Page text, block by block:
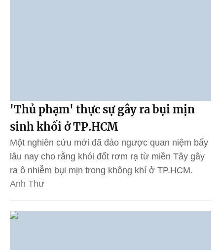
'Thủ phạm' thực sự gây ra bụi mịn
sinh khối ở TP.HCM
Một nghiên cứu mới đã đảo ngược quan niệm bấy
lâu nay cho rằng khói đốt rơm rạ từ miền Tây gây
ra ô nhiễm bụi mịn trong không khí ở TP.HCM.
Anh Thư